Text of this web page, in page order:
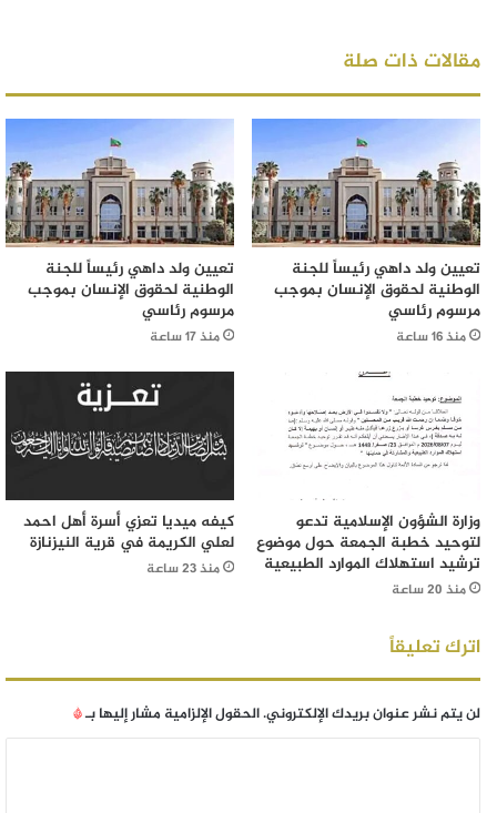
مقالات ذات صلة
تعيين ولد داهي رئيساً للجنة
الوطنية لحقوق الإنسان بموجب
مرسوم رئاسي
منذ 16 ساعة
تعيين ولد داهي رئيساً للجنة
الوطنية لحقوق الإنسان بموجب
مرسوم رئاسي
منذ 17 ساعة
وزارة الشؤون الإسلامية تدعو
لتوحيد خطبة الجمعة حول موضوع
ترشيد استهلاك الموارد الطبيعية
منذ 20 ساعة
كيفه ميديا تعزي أسرة أهل احمد
لعلي الكريمة في قرية النيزنازة
منذ 23 ساعة
اترك تعليقاً
لن يتم نشر عنوان بريدك الإلكتروني.الحقول الإلزامية مشار إليها بـ*